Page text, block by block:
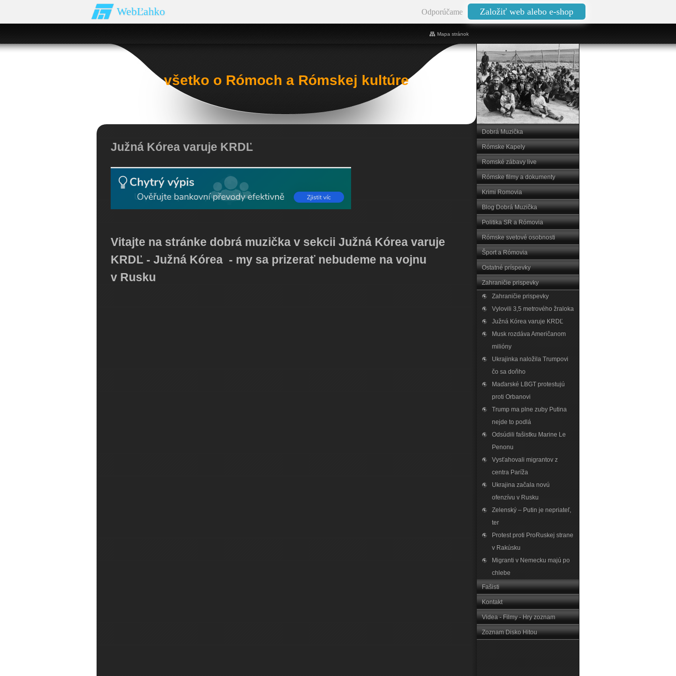
WebĽahko Odporúčame Založiť web alebo e-shop
všetko o Rómoch a Rómskej kultúre
Mapa stránok
Južná Kórea varuje KRDĽ
Vitajte na stránke dobrá muzička v sekcii Južná Kórea varuje
KRDĽ - Južná Kórea - my sa prizerať nebudeme na vojnu
v Rusku
Dobrá Muzička
Rómske Kapely
Romské zábavy live
Rómske filmy a dokumenty
Krimi Romovia
Blog Dobrá Muzička
Politika SR a Rómovia
Rómske svetové osobnosti
Šport a Rómovia
Ostatné príspevky
Zahraničie prispevky
Zahraničie prispevky
Vylovili 3‚5 metrového žraloka
Južná Kórea varuje KRDĽ
Musk rozdáva Američanom
milióny
Ukrajinka naložila Trumpovi
čo sa doňho
Maďarské LBGT protestujú
proti Orbanovi
Trump ma plne zuby Putina
nejde to podlá
Odsúdili fašistku Marine Le
Penonu
Vysťahovali migrantov z
centra Paríža
Ukrajina začala novú
ofenzívu v Rusku
Zelenský – Putin je nepriateľ‚
ter
Protest proti ProRuskej strane
v Rakúsku
Migranti v Nemecku majú po
chlebe
Fašisti
Kontakt
Videa - Filmy - Hry zoznam
Zoznam Disko Hitou